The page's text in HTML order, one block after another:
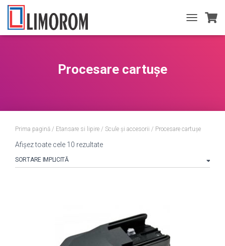
TOGGLE
NAVIGATION
Procesare cartușe
Prima pagină / Etansare si lipire / Scule și accesorii / Procesare cartușe
Afișez toate cele 10 rezultate